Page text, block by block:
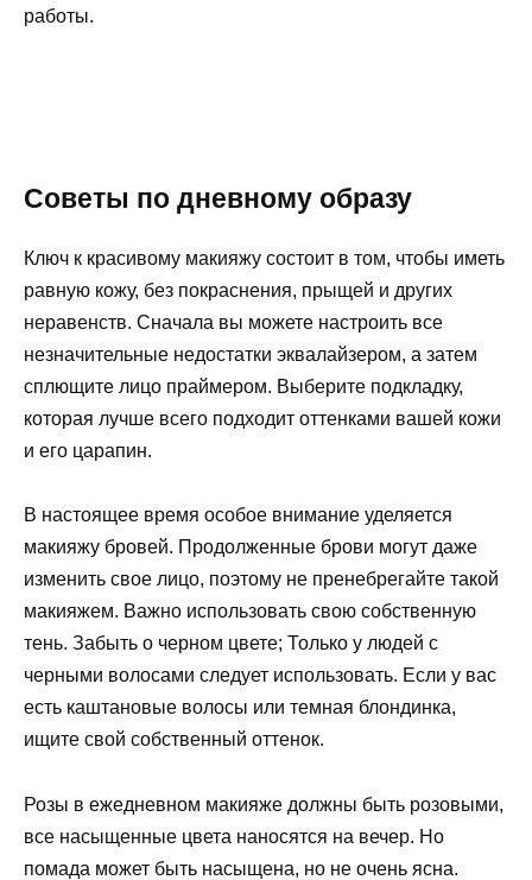
работы.
Советы по дневному образу
Ключ к красивому макияжу состоит в том, чтобы иметь
равную кожу, без покраснения, прыщей и других
неравенств. Сначала вы можете настроить все
незначительные недостатки эквалайзером, а затем
сплющите лицо праймером. Выберите подкладку,
которая лучше всего подходит оттенками вашей кожи
и его царапин.
В настоящее время особое внимание уделяется
макияжу бровей. Продолженные брови могут даже
изменить свое лицо, поэтому не пренебрегайте такой
макияжем. Важно использовать свою собственную
тень. Забыть о черном цвете; Только у людей с
черными волосами следует использовать. Если у вас
есть каштановые волосы или темная блондинка,
ищите свой собственный оттенок.
Розы в ежедневном макияже должны быть розовыми,
все насыщенные цвета наносятся на вечер. Но
помада может быть насыщена, но не очень ясна.